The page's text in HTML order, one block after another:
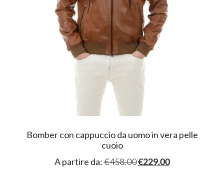
Bomber con cappuccio da uomo in vera pelle
cuoio
A partire da:€458.00€229.00